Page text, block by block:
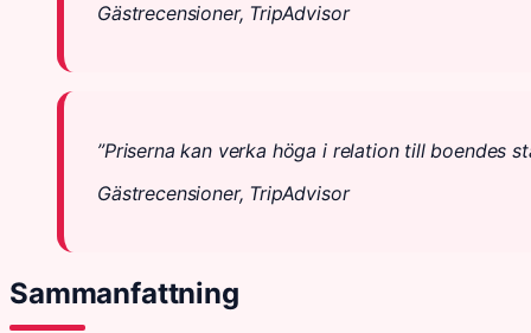
Gästrecensioner, TripAdvisor
”Priserna kan verka höga i relation till boendes
Gästrecensioner, TripAdvisor
Sammanfattning